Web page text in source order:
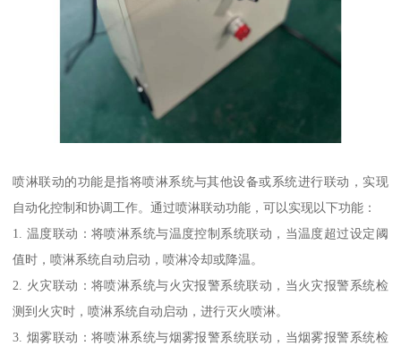
喷淋联动的功能是指将喷淋系统与其他设备或系统进行联动，实现
自动化控制和协调工作。通过喷淋联动功能，可以实现以下功能：
1. 温度联动：将喷淋系统与温度控制系统联动，当温度超过设定阈
值时，喷淋系统自动启动，喷淋冷却或降温。
2. 火灾联动：将喷淋系统与火灾报警系统联动，当火灾报警系统检
测到火灾时，喷淋系统自动启动，进行灭火喷淋。
3. 烟雾联动：将喷淋系统与烟雾报警系统联动，当烟雾报警系统检